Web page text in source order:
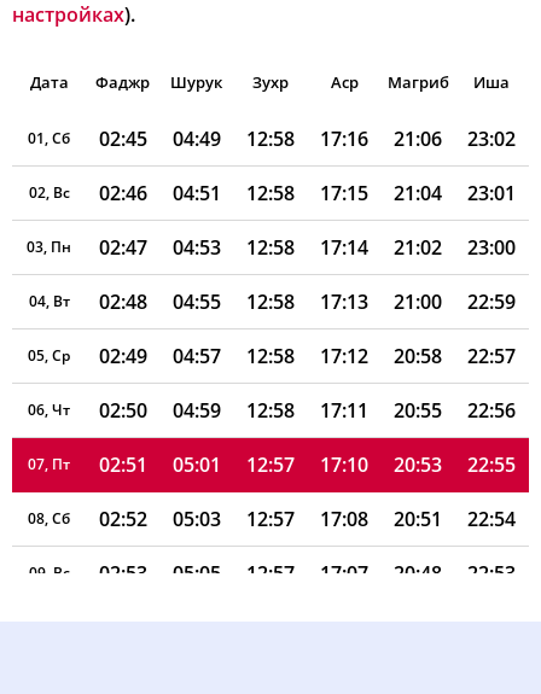
настройках).
Дата Фаджр Шурук Зухр Аср Магриб Иша
01, Сб 02:45 04:49 12:58 17:16 21:06 23:02
02, Вс 02:46 04:51 12:58 17:15 21:04 23:01
03, Пн 02:47 04:53 12:58 17:14 21:02 23:00
04, Вт 02:48 04:55 12:58 17:13 21:00 22:59
05, Ср 02:49 04:57 12:58 17:12 20:58 22:57
06, Чт 02:50 04:59 12:58 17:11 20:55 22:56
07, Пт 02:51 05:01 12:57 17:10 20:53 22:55
08, Сб 02:52 05:03 12:57 17:08 20:51 22:54
09, Вс 02:53 05:05 12:57 17:07 20:48 22:53
10, Пн 02:53 05:07 12:57 17:06 20:46 22:51